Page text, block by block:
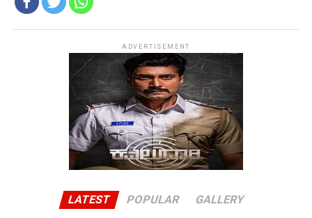
ADVERTISEMENT
LATEST POPULAR GALLERY